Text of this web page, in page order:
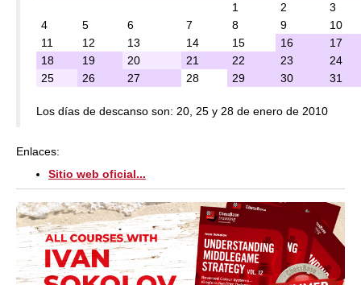
1
2
3
4
5 6 7 8 9
10
11
12 13 14 15 16
17
18
19 20 21 22 23
24
25
26 27 28 29 30 31
Los días de descanso son: 20, 25 y 28 de enero de 2010
Enlaces:
Sitio web oficial...